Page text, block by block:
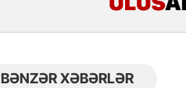
BƏNZƏR XƏBƏRLƏR